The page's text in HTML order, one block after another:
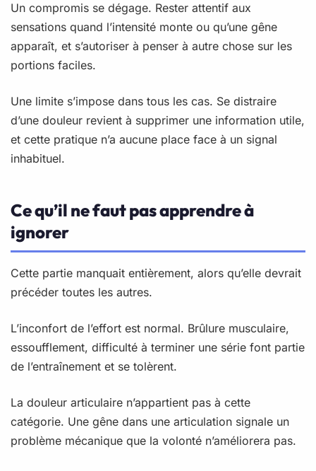
Un compromis se dégage. Rester attentif aux
sensations quand l’intensité monte ou qu’une gêne
apparaît, et s’autoriser à penser à autre chose sur les
portions faciles.
Une limite s’impose dans tous les cas. Se distraire
d’une douleur revient à supprimer une information utile,
et cette pratique n’a aucune place face à un signal
inhabituel.
Ce qu’il ne faut pas apprendre à
ignorer
Cette partie manquait entièrement, alors qu’elle devrait
précéder toutes les autres.
L’inconfort de l’effort est normal. Brûlure musculaire,
essoufflement, difficulté à terminer une série font partie
de l’entraînement et se tolèrent.
La douleur articulaire n’appartient pas à cette
catégorie. Une gêne dans une articulation signale un
problème mécanique que la volonté n’améliorera pas.